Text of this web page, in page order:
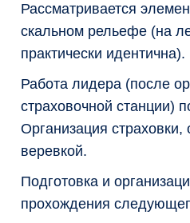
Рассматривается
скальном рельефе (на
практически идентична).
Работа лидера (после
страховочной станции)
Организация
веревкой.
Подготовка и
прохождения